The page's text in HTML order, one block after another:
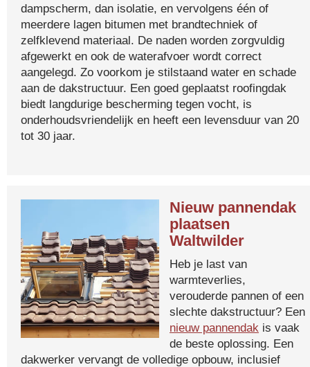
dampscherm, dan isolatie, en vervolgens één of
meerdere lagen bitumen met brandtechniek of
zelfklevend materiaal. De naden worden zorgvuldig
afgewerkt en ook de waterafvoer wordt correct
aangelegd. Zo voorkom je stilstaand water en schade
aan de dakstructuur. Een goed geplaatst roofingdak
biedt langdurige bescherming tegen vocht, is
onderhoudsvriendelijk en heeft een levensduur van 20
tot 30 jaar.
Nieuw pannendak
plaatsen
Waltwilder
Heb je last van
warmteverlies,
verouderde pannen of een
slechte dakstructuur? Een
nieuw pannendak is vaak
de beste oplossing. Een
dakwerker vervangt de volledige opbouw, inclusief